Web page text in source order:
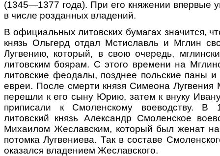
(1345—1377 года). При его княжении впервые
в числе розданных владений.
В официальных литовских бумагах значится,
князь Ольгерд отдал Мстиславль и Мглин
Лугвению, который, в свою очередь,
литовским боярам. С этого времени на
литовские феодалы, позднее польские паны и
евреи. После смерти князя Симеона Лугвения
перешли к его сыну Юрию, затем к внуку
приписали к Смоленскому воеводству. В
литовский князь Александр Смоленское
Михаилом Жеславским, который был женат на
потомка Лугвениева. Так в составе
оказался владением Жеславского.